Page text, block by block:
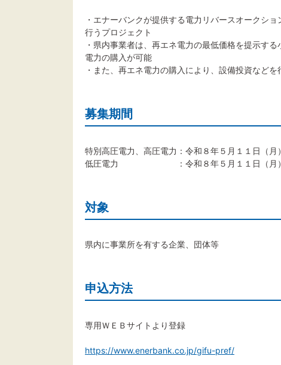
・エナーバンクが提供する電力リバースオークシ
行うプロジェクト
・県内事業者は、再エネ電力の最低価格を提示す
電力の購入が可能
・また、再エネ電力の購入により、設備投資など
募集期間
特別高圧電力、高圧電力：令和８年５月１１日（
低圧電力 ：令和８年５月１１日（月）～
対象
県内に事業所を有する企業、団体等
申込方法
専用ＷＥＢサイトより登録
https://www.enerbank.co.jp/gifu-pref/